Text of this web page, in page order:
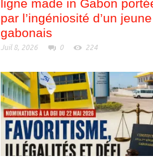
ligne made in Gabon
par l’ingéniosité d’un jeune
gabonais
Juil 8, 2026 0 224